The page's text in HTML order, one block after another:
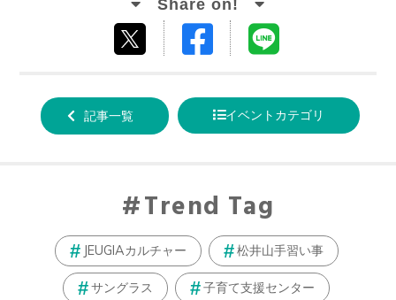
する
Facebook
る
記事一覧 イベントカテゴリ
Trend Tag
JEUGIAカルチャー 松井山手習い事
サングラス 子育て支援センター